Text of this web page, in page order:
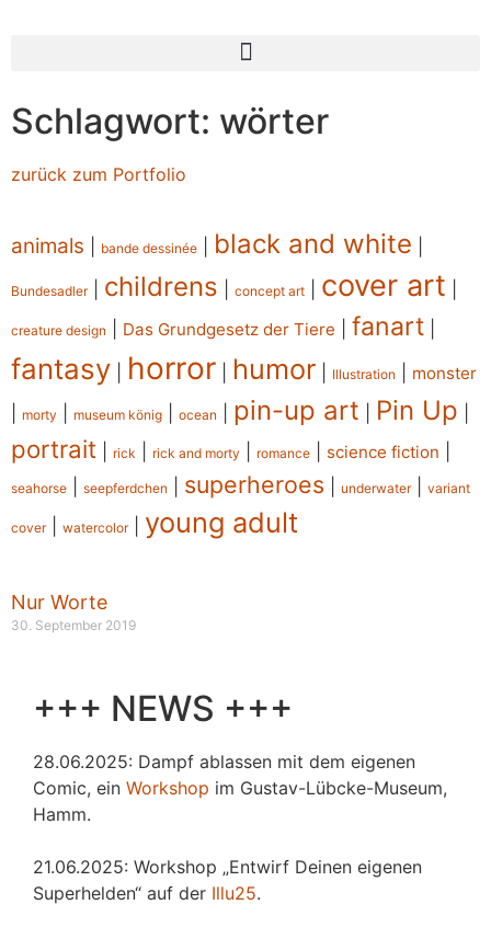
Schlagwort: wörter
zurück zum Portfolio
animals bande dessinée black and white
Bundesadler| childrens concept art cover art
creature design Das Grundgesetz der Tiere fanart
fantasy horror humor Illustration monster
morty museum könig ocean pin-up art Pin Up
portrait rick rick and morty romance science fiction
seahorse seepferdchen superheroes underwater| variant
cover| watercolor| young adult
Nur Worte
30. September 2019
+++ NEWS +++
28.06.2025: Dampf ablassen mit dem eigenen
Comic, ein Workshop im Gustav-Lübcke-Museum,
Hamm.
21.06.2025: Workshop „Entwirf Deinen eigenen
Superhelden“ auf der Illu25.